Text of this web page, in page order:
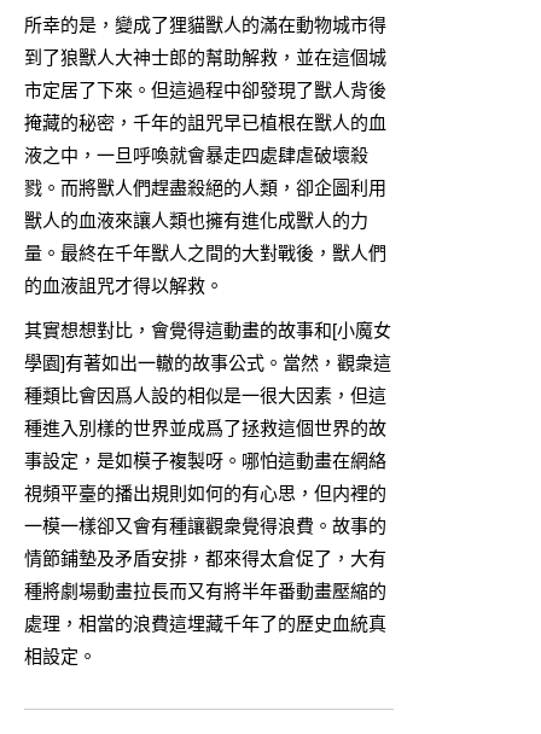
所幸的是，變成了狸貓獸人的滿在動物城市得
到了狼獸人大神士郎的幫助解救，並在這個城
市定居了下來。但這過程中卻發現了獸人背後
掩藏的秘密，千年的詛咒早已植根在獸人的血
液之中，一旦呼喚就會暴走四處肆虐破壞殺
戮。而將獸人們趕盡殺絕的人類，卻企圖利用
獸人的血液來讓人類也擁有進化成獸人的力
量。最終在千年獸人之間的大對戰後，獸人們
的血液詛咒才得以解救。
其實想想對比，會覺得這動畫的故事和[小魔女
學園]有著如出一轍的故事公式。當然，觀衆這
種類比會因爲人設的相似是一很大因素，但這
種進入別樣的世界並成爲了拯救這個世界的故
事設定，是如模子複製呀。哪怕這動畫在網絡
視頻平臺的播出規則如何的有心思，但内裡的
一模一樣卻又會有種讓觀衆覺得浪費。故事的
情節鋪墊及矛盾安排，都來得太倉促了，大有
種將劇場動畫拉長而又有將半年番動畫壓縮的
處理，相當的浪費這埋藏千年了的歷史血統真
相設定。